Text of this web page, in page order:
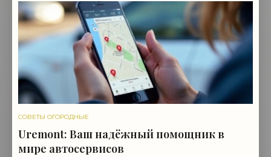
СОВЕТЫ ОГОРОДНЫЕ
Uremont: Ваш надёжный помощник в
мире автосервисов